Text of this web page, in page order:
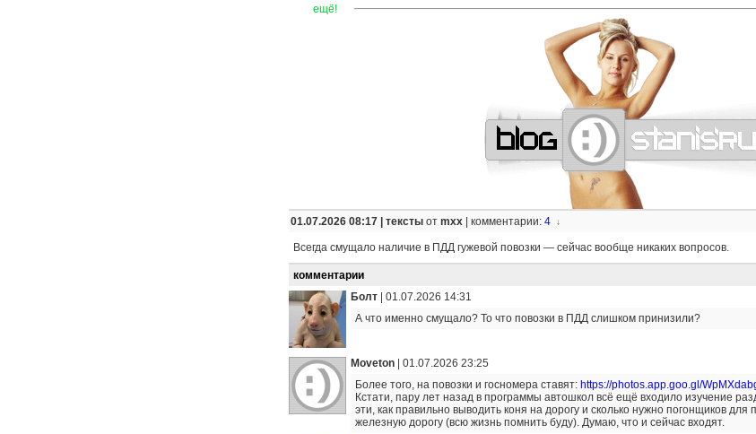
ещё! ————————————————————————————
01.07.2026 08:17 | тексты от mxx комментарии: 4 ↓
Всегда смущало наличие в ПДД гужевой повозки — сейчас вообще никаких вопросов.
комментарии
Болт
01.07.2026 14:31
А что именно смущало? То что повозки в ПДД слишком принизили?
Moveton
01.07.2026 23:25
Более того, на повозки и госномера ставят: https://photos.app.goo.gl/
Кстати, пару лет назад в программы автошкол всё ещё входило изучение
эти, как правильно выводить коня на дорогу и сколько нужно погонщиков для
железную дорогу (всю жизнь помнить буду). Думаю, что и сейчас входят.